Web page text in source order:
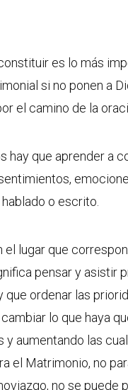
es lo más
si no ponen a
el camino de la
hay que aprender a
o escrito.
el lugar que
pensar y asistir
ordenar las
lo que haya
aumentando las
el Matrimonio, no
no se